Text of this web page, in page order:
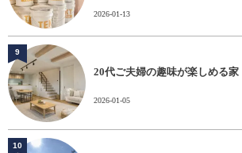
2026-01-13
20代ご夫婦の趣味が楽しめる
2026-01-05
9
10